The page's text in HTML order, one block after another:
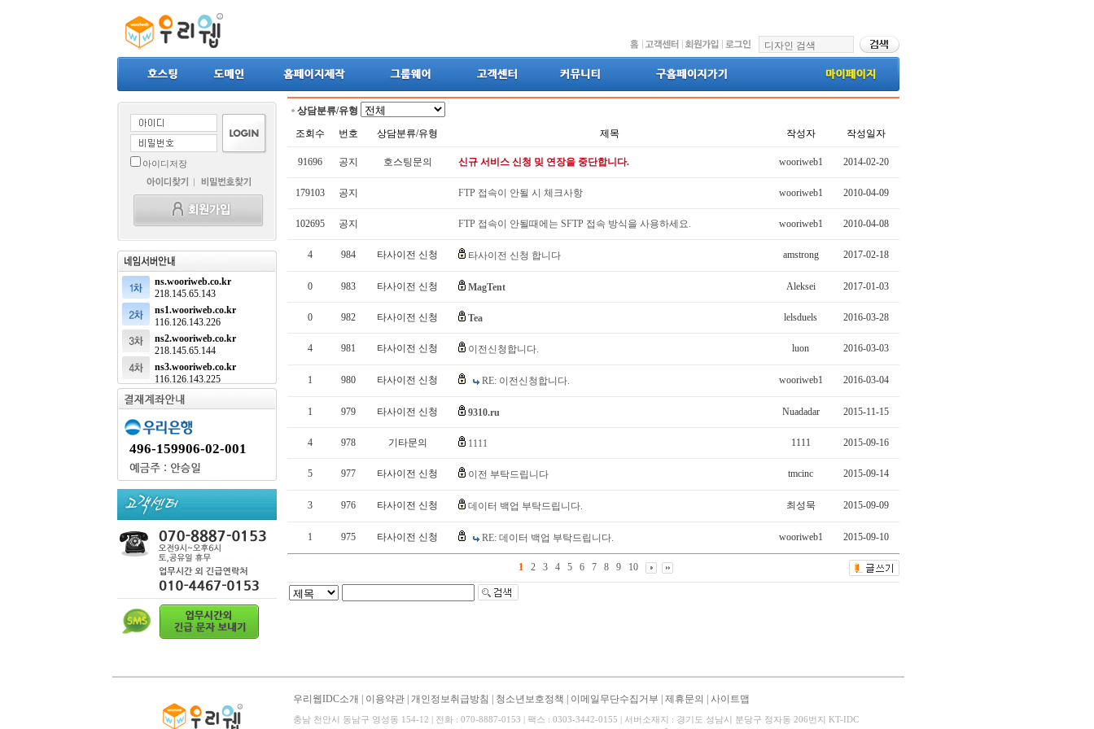
아이디저장
ns.wooriweb.co.kr
218.145.65.143
ns1.wooriweb.co.kr
116.126.143.226
ns2.wooriweb.co.kr
218.145.65.144
ns3.wooriweb.co.kr
116.126.143.225
496-159906-02-001
상담분류/유형
조회수
번호 상담분류/유형 제목 작성자 작성일자
91696 공지 호스팅문의 신규 서비스 신청 밎 연장을 중단합니다. wooriweb1 2014-02-20
179103 공지 FTP 접속이 안될 시 체크사항 wooriweb1 2010-04-09
102695 공지 FTP 접속이 안될때에는 SFTP 접속 방식을 사용하세요. wooriweb1 2010-04-08
4 984 타사이전 신청 타사이전 신청 합니다 amstrong 2017-02-18
0 983 타사이전 신청 MagTent Aleksei 2017-01-03
0 982 타사이전 신청 Tea lelsduels 2016-03-28
4 981 타사이전 신청 이전신청합니다. luon 2016-03-03
1 980 타사이전 신청 RE: 이전신청합니다. wooriweb1 2016-03-04
1 979 타사이전 신청 9310.ru Nuadadar 2015-11-15
4 978 기타문의 1111 1111 2015-09-16
5 977 타사이전 신청 이전 부탁드립니다 tmcinc 2015-09-14
3 976 타사이전 신청 데이터 백업 부탁드립니다. 최성묵 2015-09-09
1 975 타사이전 신청 RE: 데이터 백업 부탁드립니다. wooriweb1 2015-09-10
1 2 3 4 5 6 7 8 9 10
우리웹IDC소개 이용약관 개인정보취급방침 청소년보호정책 이메일무단수집거부 제휴문의 사이트맵
충남 천안시 동남구 영성동 154-12 | 전화 : 070-8887-0153 | 팩스 : 0303-3442-0155 | 서버소재지 : 경기도 성남시 분당구 정자동 206번지 KT-IDC